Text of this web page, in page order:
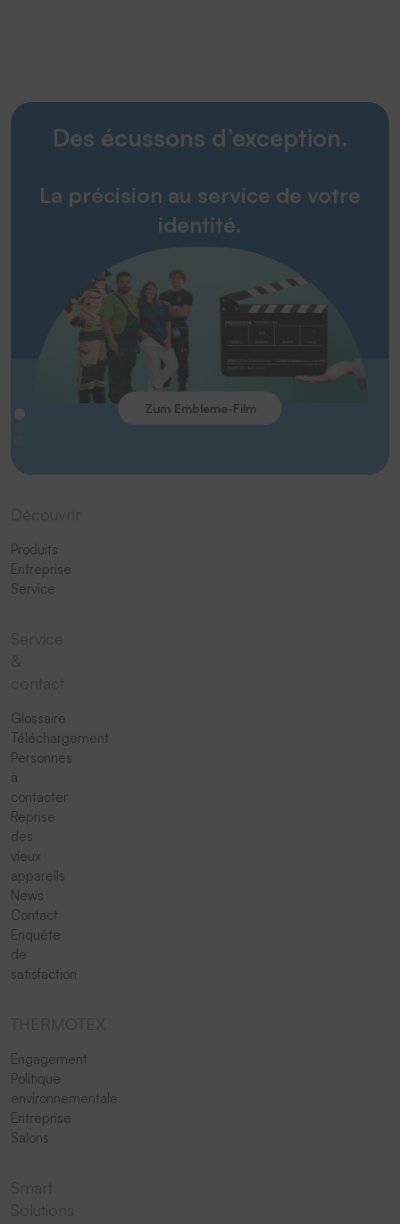
Accept
powered byUsercentrics Consent
eRecht24
Des écussons d’exception.
La précision au service de votre
identité.
Zum Embleme-Film
Produits
Entreprise
Service
Glossaire
Téléchargement
Personnes
à
contacter
Reprise
des
vieux
appareils
News
Contact
Enquête
de
satisfaction
Engagement
Politique
environnementale
Entreprise
Salons